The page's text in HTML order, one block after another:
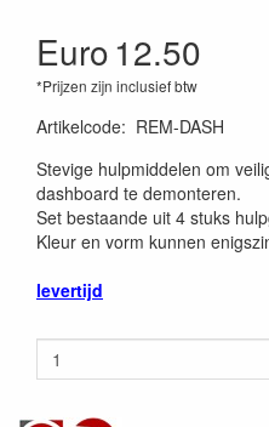
Euro12.50
*Prijzen zijn inclusief btw
Artikelcode: REM-DASH
Stevige hulpmiddelen om
dashboard te demonteren.
Set bestaande uit 4 stuks
Kleur en vorm kunnen
levertijd